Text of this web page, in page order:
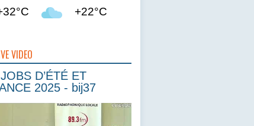
+22°C
VIDEO
D’ÉTÉ ET
2025 - bij37